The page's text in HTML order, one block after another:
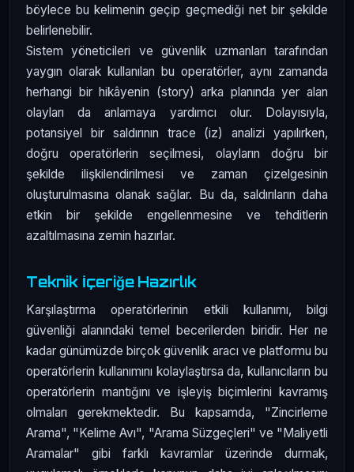
böylece bu kelimenin geçip geçmediği net bir şekilde
belirlenebilir.
Sistem yöneticileri ve güvenlik uzmanları tarafından
yaygın olarak kullanılan bu operatörler, aynı zamanda
herhangi bir hikâyenin (story) arka planında yer alan
olayları da anlamaya yardımcı olur. Dolayısıyla,
potansiyel bir saldırının trace (iz) analizi yapılırken,
doğru operatörlerin seçilmesi, olayların doğru bir
şekilde ilişkilendirilmesi ve zaman çizelgesinin
oluşturulmasına olanak sağlar. Bu da, saldırıların daha
etkin bir şekilde engellenmesine ve tehditlerin
azaltılmasına zemin hazırlar.
Teknik İçeriğe Hazırlık
Karşılaştırma operatörlerinin etkili kullanımı, bilgi
güvenliği alanındaki temel becerilerden biridir. Her ne
kadar günümüzde birçok güvenlik aracı ve platformu bu
operatörlerin kullanımını kolaylaştırsa da, kullanıcıların bu
operatörlerin mantığını ve işleyiş biçimlerini kavramış
olmaları gerekmektedir. Bu kapsamda, "Zincirleme
Arama", "Kelime Avı", "Arama Süzgeçleri" ve "Maliyetli
Aramalar" gibi farklı kavramlar üzerinde durmak,